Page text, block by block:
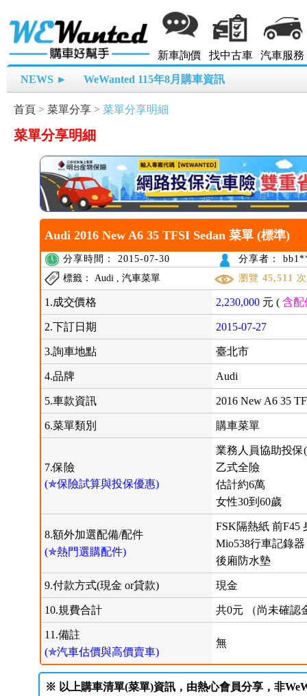
新車詢價 找中古車 汽車服務
NEWS ► WeWanted 115年8月購車資訊
首頁 > 菜單分享 > 菜單分享明細
菜單分享明細
Audi 2016 New A6 35 TFSI Sedan 菜單 (標準)
分享時間： 2015-07-30
分享者：
標籤： Audi , 汽車菜單
瀏覽 45,511 次
1.成交價格 2,230,000 元 (含配
2.下訂日期 2015-07-27
3.詢車地點 臺北市
4.品牌 Audi
5.車款資訊 2016 New A6 35
6.菜單類別 購車菜單
7.保險
(✯保險試算與投保優惠)
業務人員協助投保
乙式全險
估計約6萬
女性30到60歲
8.額外加選配備/配件
(✯熱門選購配件)
FSK隔熱紙 前F45
Mio538行車記錄器
後廂防水墊
9.付款方式(現金 or貸款) 現金
10.規費合計 共0元 （尚未確認
11.備註
(✯汽車估價與高價賣車)
無
※ 以上購車清單(菜單)資訊，由熱心會員分享，非